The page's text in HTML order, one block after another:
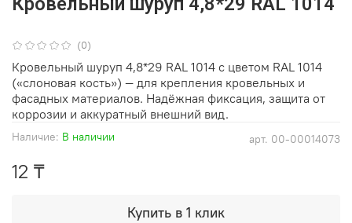
(0)
арт. 00-00014073
Наличие: В наличии
12 ₸
Купить в 1 клик
Кровельный шуруп 4,8*29 RAL 1014 с цветом RAL 1014
(«слоновая кость») — для крепления кровельных и
фасадных материалов. Надёжная фиксация, защита от
коррозии и аккуратный внешний вид.